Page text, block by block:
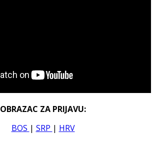
OBRAZAC ZA PRIJAVU:
BOS | SRP | HRV